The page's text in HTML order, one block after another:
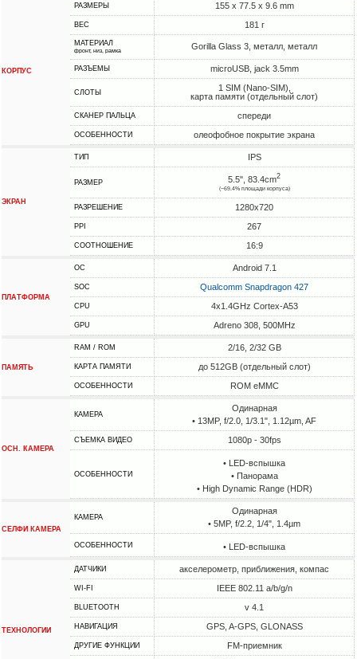
КОРПУС
РАЗМЕРЫ 155 x 77.5 x 9.6 mm
ВЕС 181 г
МАТЕРИАЛ
фронт, низ, рамка Gorilla Glass 3, металл, металл
РАЗЪЕМЫ microUSB, jack 3.5mm
СЛОТЫ
1 SIM (Nano-SIM),
карта памяти (отдельный слот)
СКАНЕР ПАЛЬЦА спереди
ОСОБЕННОСТИ олеофобное покрытие экрана
ЭКРАН
ТИП IPS
РАЗМЕР 5.5", 83.4cm2
(~69.4% площади корпуса)
РАЗРЕШЕНИЕ 1280x720
PPI 267
СООТНОШЕНИЕ 16:9
ПЛАТФОРМА
ОС Android 7.1
SOC Qualcomm Snapdragon 427
CPU 4x1.4GHz Cortex-A53
GPU Adreno 308, 500MHz
ПАМЯТЬ
RAM / ROM 2/16, 2/32 GB
КАРТА ПАМЯТИ до 512GB (отдельный слот)
ОСОБЕННОСТИ ROM eMMC
ОСН. КАМЕРА
КАМЕРА
Одинарная
• 13MP, f/2.0, 1/3.1", 1.12µm, AF
СЪЕМКА ВИДЕО 1080p - 30fps
ОСОБЕННОСТИ
• LED-вспышка
• Панорама
• High Dynamic Range (HDR)
СЕЛФИ КАМЕРА
КАМЕРА
Одинарная
• 5MP, f/2.2, 1/4", 1.4µm
ОСОБЕННОСТИ • LED-вспышка
ТЕХНОЛОГИИ
ДАТЧИКИ акселерометр, приближения, компас
WI-FI IEEE 802.11 a/b/g/n
BLUETOOTH v 4.1
НАВИГАЦИЯ GPS, A-GPS, GLONASS
ДРУГИЕ ФУНКЦИИ FM-приемник